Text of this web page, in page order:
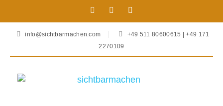
info@sichtbarmachen.com
+49 511 80600615 | +49 171
2270109